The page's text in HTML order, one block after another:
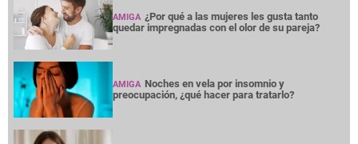
AMIGA ¿Por qué a las mujeres les gusta tanto
quedar impregnadas con el olor de su pareja?
AMIGA Noches en vela por insomnio y
preocupación, ¿qué hacer para tratarlo?